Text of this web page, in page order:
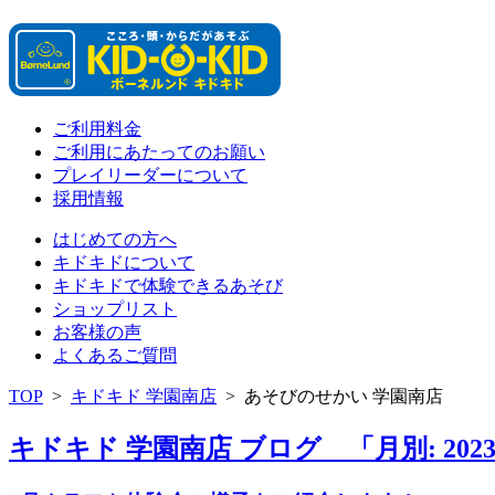
ご利用料金
ご利用にあたってのお願い
プレイリーダーについて
採用情報
はじめての方へ
キドキドについて
キドキドで体験できるあそび
ショップリスト
お客様の声
よくあるご質問
TOP > キドキド 学園南店 > あそびのせかい 学園南店
キドキド 学園南店 ブログ 「月別: 2023